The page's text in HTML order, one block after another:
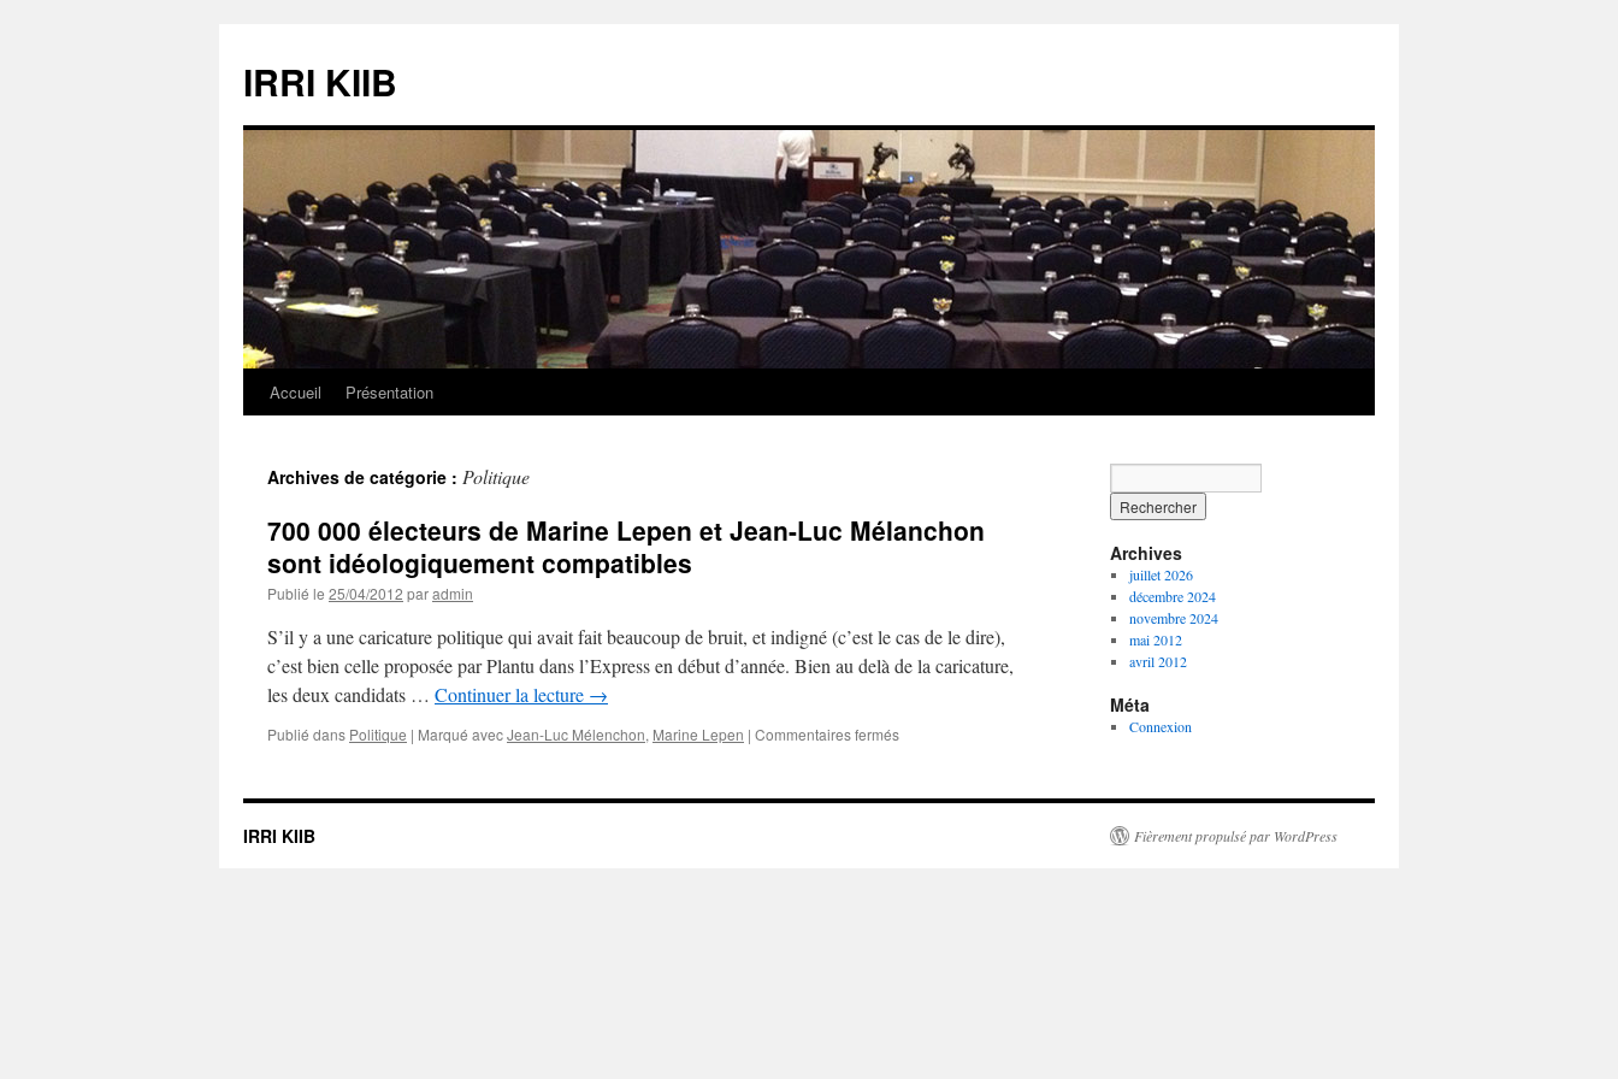
contenu
IRRI KIIB
Accueil Présentation
Archives de catégorie : Politique
700 000 électeurs de Marine Lepen et Jean-Luc Mélanchon
sont idéologiquement compatibles
Publié le 25/04/2012 paradmin
S’il y a une caricature politique qui avait fait beaucoup de bruit, et indigné (c’est le cas de le dire),
c’est bien celle proposée par Plantu dans l’Express en début d’année. Bien au delà de la caricature,
les deux candidats … Continuer la lecture →
Publié dans Politique | Marqué avecJean-Luc Mélenchon, Marine Lepen | Commentaires ferméssur
électeurs
Archives
juillet 2026
décembre 2024
novembre 2024
mai 2012
avril 2012
Méta
Connexion
IRRI KIIB Fièrement propulsé par WordPress